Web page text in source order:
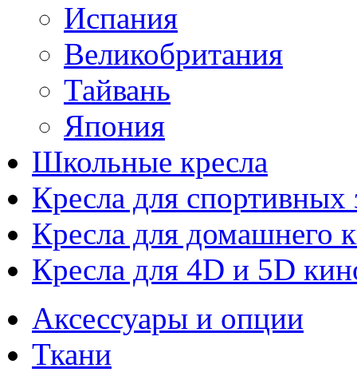
Испания
Великобритания
Тайвань
Япония
Школьные кресла
Кресла для спортивных
Кресла для домашнего
Кресла для 4D и 5D
Аксессуары и опции
Ткани